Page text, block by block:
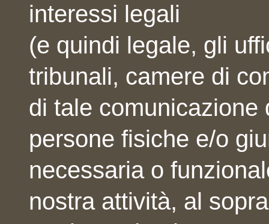
interessi legali
(e quindi legale, gli
tribunali, camere di
di tale comunicazione
persone fisiche e/o
necessaria o
nostra attività, al